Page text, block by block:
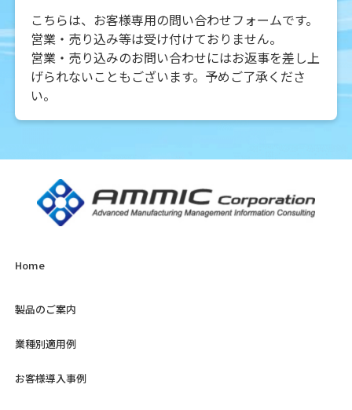
こちらは、お客様専用の問い合わせフォームです。
営業・売り込み等は受け付けておりません。
営業・売り込みのお問い合わせにはお返事を差し上
げられないこともございます。予めご了承くださ
い。
Home
製品のご案内
業種別適用例
お客様導入事例